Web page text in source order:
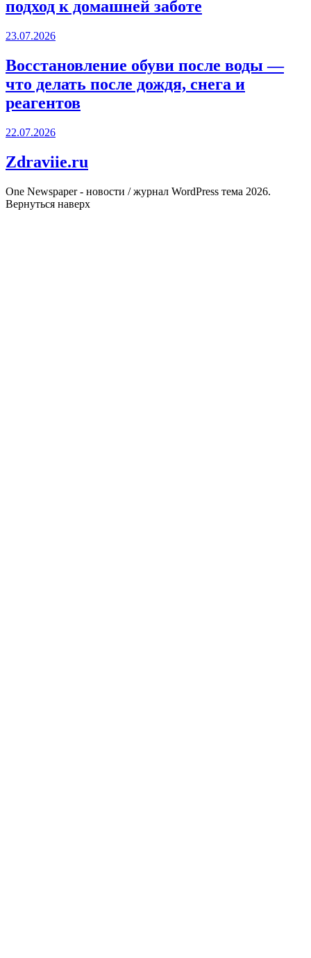
подход к домашней заботе
23.07.2026
Восстановление обуви после воды —
что делать после дождя, снега и
реагентов
22.07.2026
Zdraviie.ru
One Newspaper - новости / журнал WordPress тема 2026.
Вернуться наверх